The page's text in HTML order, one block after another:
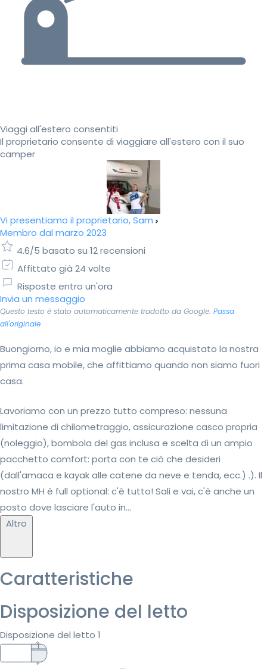
Viaggi all'estero consentiti
Il proprietario consente di viaggiare all'estero con il suo
camper
Vi presentiamo il proprietario, Sam
Membro dal marzo 2023
4.6/5 basato su 12 recensioni
Affittato già 24 volte
Risposte entro un'ora
Invia un messaggio
Questo testo è stato automaticamente tradotto da Google. Passa
all'originale
Buongiorno, io e mia moglie abbiamo acquistato la nostra
prima casa mobile, che affittiamo quando non siamo fuori
casa.
Lavoriamo con un prezzo tutto compreso: nessuna
limitazione di chilometraggio, assicurazione casco propria
(noleggio), bombola del gas inclusa e scelta di un ampio
pacchetto comfort: porta con te ciò che desideri
(dall'amaca e kayak alle catene da neve e tenda, ecc.) .). Il
nostro MH è full optional: c'è tutto! Sali e vai, c'è anche un
posto dove lasciare l'auto in...
Altro
Caratteristiche
Disposizione del letto
Disposizione del letto 1